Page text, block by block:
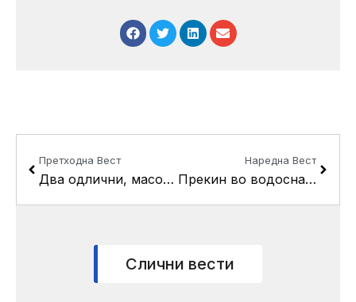
Претходна Вест
Два одлични, масовно посетени концерти за затворање на “Три круши 2014”
Наредна Вест
Прекин во водоснабдувањето во делови од Кисела Вода
Слични вести